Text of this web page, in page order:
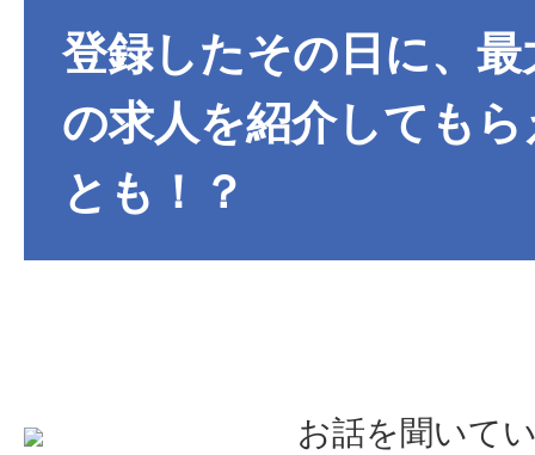
登録したその日に、最
の求人を紹介しても
とも！？
お話を聞いて